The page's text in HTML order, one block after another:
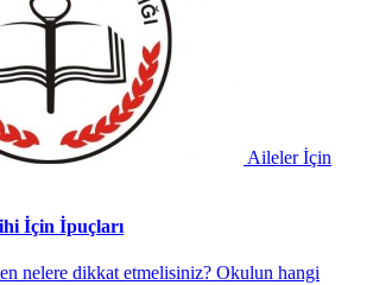
Aileler İçin
İçin İpuçları
nelere dikkat etmelisiniz? Okulun hangi